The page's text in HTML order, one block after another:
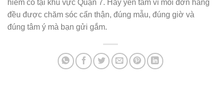
hiếm có tại khu vực Quận 7. Hãy yên tâm vì mỗi đơn hàng
đều được chăm sóc cẩn thận, đúng mẫu, đúng giờ và
đúng tâm ý mà bạn gửi gắm.